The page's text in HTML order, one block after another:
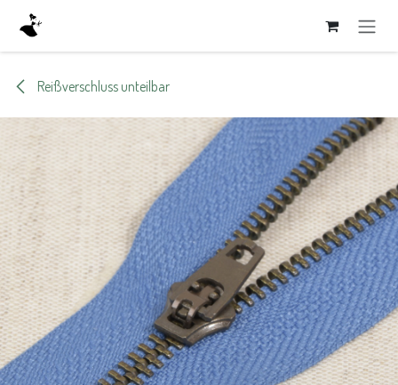
Zum Inhalt springen
Reißverschluss unteilbar